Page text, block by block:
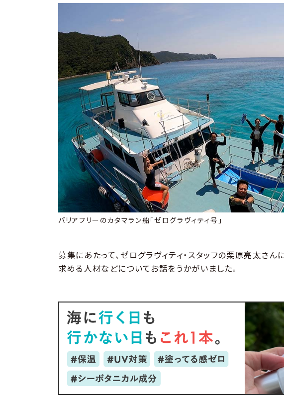
バリアフリーのカタマラン船「ゼログラヴィティ号」
募集にあたって、ゼログラヴィティ・スタッフの栗原亮太さん
求める人材などについてお話をうかがいました。